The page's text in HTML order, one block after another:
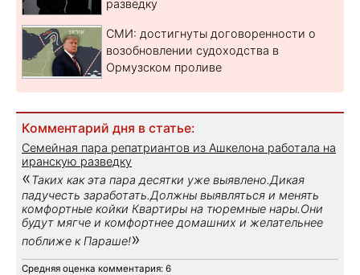
разведку
СМИ: достигнуты договоренности о
возобновлении судоходства в
Ормузском проливе
Комментарий дня в статье:
Семейная пара репатриантов из Ашкелона работала на
иранскую разведку
«Таких как эта пара десятки уже выявлено.Дикая
падучесть заработать.Должны выявляться и менять
комфортные койки Квартиры на тюремные нары.Они
будут мягче и комфортнее домашних и желательнее
поближе к Параше!»
Средняя оценка комментария: 6